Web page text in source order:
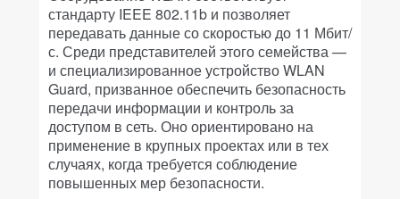
стандарту IEEE 802.11b и позволяет
передавать данные со скоростью до 11 Мбит/
с. Среди представителей этого семейства —
и специализированное устройство WLAN
Guard, призванное обеспечить безопасность
передачи информации и контроль за
доступом в сеть. Оно ориентировано на
применение в крупных проектах или в тех
случаях, когда требуется соблюдение
повышенных мер безопасности.